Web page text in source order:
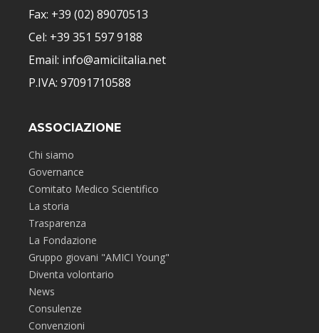
Fax: +39 (02) 89070513
Cel: +39 351 597 9188
Email: info@amiciitalia.net
P.IVA: 97091710588
ASSOCIAZIONE
Chi siamo
Governance
Comitato Medico Scientifico
La storia
Trasparenza
La Fondazione
Gruppo giovani "AMICI Young"
Diventa volontario
News
Consulenze
Convenzioni